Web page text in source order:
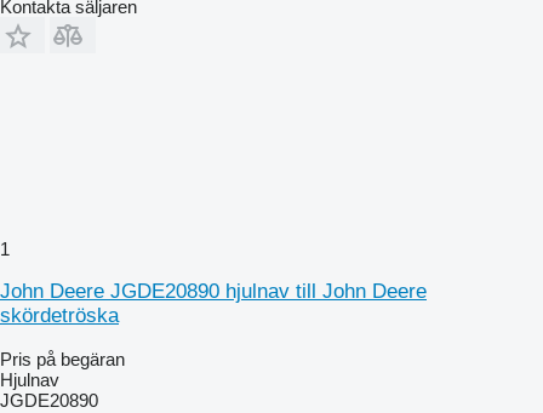
Kontakta säljaren
1
John Deere JGDE20890 hjulnav till John Deere
skördetröska
Pris på begäran
Hjulnav
JGDE20890